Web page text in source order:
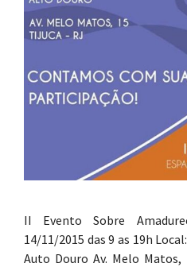
II Evento Sobre
14/11/2015 das 9 as 19h
Auto Douro Av. Melo